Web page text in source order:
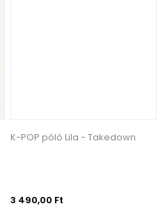
K-POP póló Lila - Takedown
3 490,00 Ft